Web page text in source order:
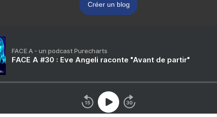
Créer un blog
FACE A - un podcast Purecharts
FACE A #30 : Eve Angeli raconte "Avant de partir"